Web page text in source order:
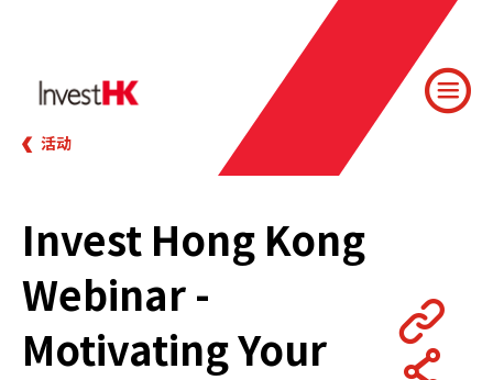
活动
Invest Hong Kong
Webinar -
Motivating Your